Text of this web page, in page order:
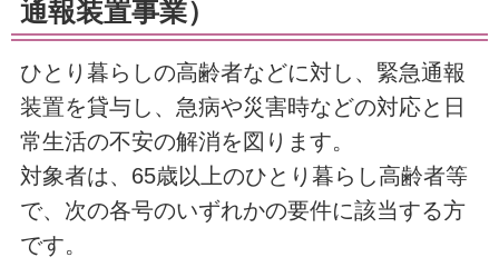
通報装置事業）
ひとり暮らしの高齢者などに対し、緊急通報
装置を貸与し、急病や災害時などの対応と日
常生活の不安の解消を図ります。
対象者は、65歳以上のひとり暮らし高齢者等
で、次の各号のいずれかの要件に該当する方
です。